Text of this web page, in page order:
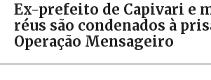
Ex-prefeito de Capivari e
réus são condenados à
Operação Mensageiro